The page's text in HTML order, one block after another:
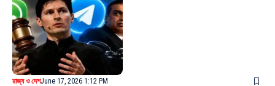
রাজ্য ও দেশJune 17, 2026 1:12 PM